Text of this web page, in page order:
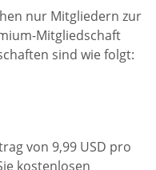
nur Mitgliedern zur
Mitgliedschaft
sind wie folgt:
von 9,99 USD pro
kostenlosen